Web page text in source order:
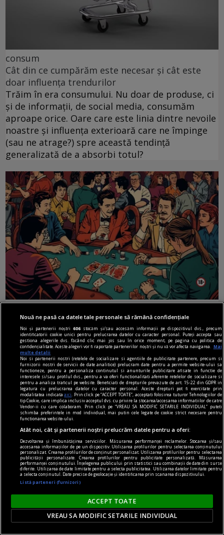
consum
Cât din ce cumpărăm este necesar și cât este
doar influența trendurilor
Trăim în era consumului. Nu doar de produse, ci
și de informații, de social media, consumăm
aproape orice. Oare care este linia dintre nevoile
noastre și influența exterioară care ne împinge
(sau ne atrage?) spre această tendință
generalizată de a absorbi totul?
Fenomenul gamblingului social: cum devine
uneori comunicarea mai importantă decât
rezultatele în sine
Jocurile de noroc online au fost proiectate în
mare parte ca resurse pentru distracție pe cont
propriu, de la distanță, oferind intimitate -
utilizatorul interacționează asumat doar cu
operatorul platformei iGaming.
Nouă ne pasă ca datele tale personale să rămână confidențiale
Noi și partenerii noștri606 stocăm și/sau accesăm informații pe dispozitivul dvs., precum
identificatorii cookie unici pentru prelucrarea datelor cu caracter personal. Puteți accepta sau
gestiona alegerile dvs. făcând clic mai jos sau în orice moment, pe pagina cu politica de
confidențialitate. Aceste alegeri vor fi raportate partenerilor noștri și nu vă vor afecta navigarea.
Mai
multe detalii
Noi si partenerii nostri (retelele de socializare si agentiile de publicitate partenere, precum si
furnizorii nostri de servicii de date analitice) prelucram date pentru a permite website-ului sa
functioneze, pentru a personaliza continutul si anunturile publicitare afisate in functie de
interesele si/sau profilul dvs., pentru a va oferi functionalitati aferente retelelor de socializare si
pentru a analiza traficul pe website. Beneficiati de drepturile prevazute de art. 15-22 din GDPR in
legatura cu prelucrarea datelor cu caracter personal. Aceste drepturi pot fi exercitate prin
modalitatea indicataaici
. Prin click pe “ACCEPT TOATE”, acceptati folosirea tuturor Tehnologiilor de
tip Cookie, care implica inclusiv acceptul dvs. cu privire la stocarea/accesarea informatiilor de catre
Vendor-ii cu care colaboram. Prin click pe “VREAU SA MODIFIC SETARILE INDIVIDUAL” puteti
schimba preferintele in mod individual, mai putin cele legate de cookie strict necesare pentru
functionarea website-ului.
Atât noi, cât și partenerii noștri prelucrăm datele pentru a oferi:
Dezvoltarea și îmbunătățirea serviciilor. Măsurarea performanței reclamelor. Stocarea și/sau
accesarea informațiilor de pe un dispozitiv. Utilizarea profilurilor pentru selectarea conținutului
personalizat. Crearea profilurilor de conținut personalizat. Utilizarea profilurilor pentru selectarea
publicității personalizate. Crearea profilurilor pentru publicitate personalizată. Măsurarea
performanței conținutului. Înțelegerea publicului prin statistici sau combinații de date din surse
diferite. Utilizarea de date limitate pentru a selecta publicitatea. Utilizarea datelor limitate pentru
a selecta conținutul. Date precise de geolocație și identificarea prin scanarea dispozitivului.
Listă parteneri (furnizori)
ACCEPT TOATE
VREAU SA MODIFIC SETARILE INDIVIDUAL